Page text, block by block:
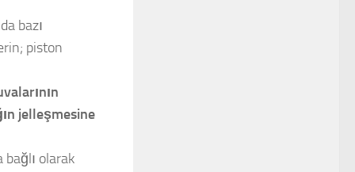
bazı
piston
jelleşmesine
bağlı olarak